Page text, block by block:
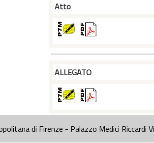
Atto
ALLEGATO
di Firenze - Palazzo Medici Riccardi